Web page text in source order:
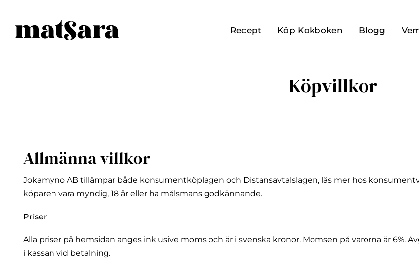
Recept Köp Kokboken Blogg
Köpvillkor
Allmänna villkor
Jokamyno AB tillämpar både konsumentköplagen och Distansavtalslagen, läs mer hos
köparen vara myndig, 18 år eller ha målsmans godkännande.
Priser
Alla priser på hemsidan anges inklusive moms och är i svenska kronor. Momsen på varorna är 6%.
i kassan vid betalning.